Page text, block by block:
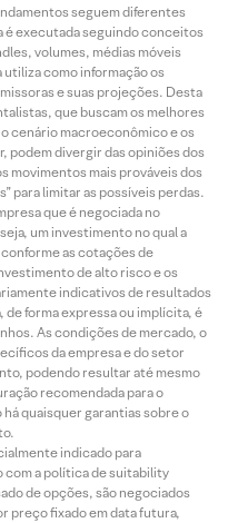
seguem diferentes
é executada seguindo conceitos
volumes, médias móveis
como informação os
e suas projeções. Desta
que buscam os melhores
cenário macroeconômico e os
podem divergir das opiniões dos
movimentos mais prováveis dos
para limitar as possíveis perdas.
que é negociada no
um investimento no qual a
as cotações de
de alto risco e os
indicativos de resultados
forma expressa ou implícita, é
As condições de mercado, o
da empresa e do setor
podendo resultar até mesmo
recomendada para o
quaisquer garantias sobre o
indicado para
com a política de suitability
de opções, são negociados
preço fixado em data futura,